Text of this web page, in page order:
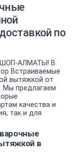
по
ШОП-АЛМАТЫ! В
Встраиваемые
вытяжкой от
Мы предлагаем
качества и
так и для
в